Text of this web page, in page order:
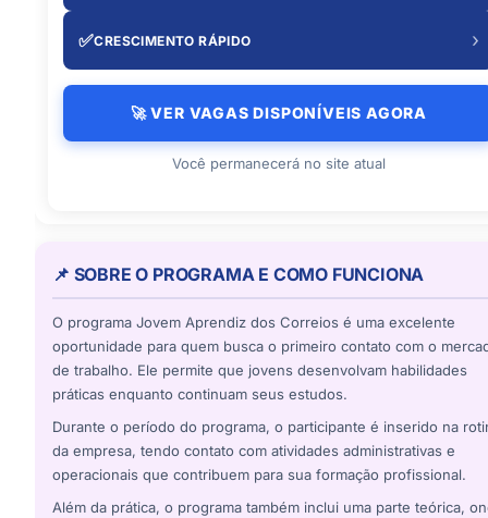
✅CRESCIMENTO RÁPIDO ›
🚀 VER VAGAS DISPONÍVEIS AGORA
Você permanecerá no site atual
📌 SOBRE O PROGRAMA E COMO FUNCIONA
O programa Jovem Aprendiz dos Correios é uma excelente
oportunidade para quem busca o primeiro contato com o
de trabalho. Ele permite que jovens desenvolvam habilidades
práticas enquanto continuam seus estudos.
Durante o período do programa, o participante é inserido na
da empresa, tendo contato com atividades administrativas e
operacionais que contribuem para sua formação profissional.
Além da prática, o programa também inclui uma parte teórica,